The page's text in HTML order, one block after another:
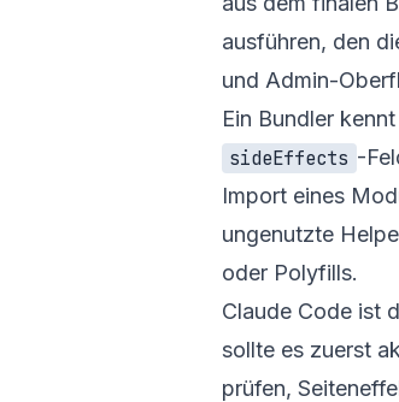
ausführen, den
und Admin-
Ein Bundler
sideEffects -
Import eines
ungenutzte
oder Polyfills.
Claude Code ist
sollte es zuerst
prüfen,